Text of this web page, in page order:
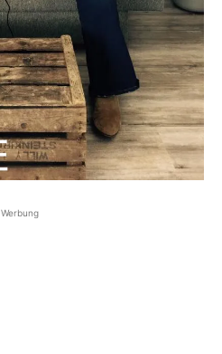
Werbung